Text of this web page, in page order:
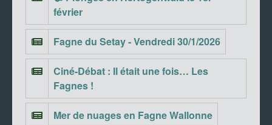
février
Fagne du Setay - Vendredi 30/1/2026
Ciné-Débat : Il était une fois… Les
Fagnes !
Mer de nuages en Fagne Wallonne